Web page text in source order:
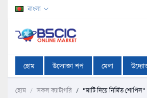
বাংলা
হোম উদ্যোক্তা শপ মেলা
হোম সকল ক্যাটাগরি "মাটি দিয়ে নির্মিত শোপিস"